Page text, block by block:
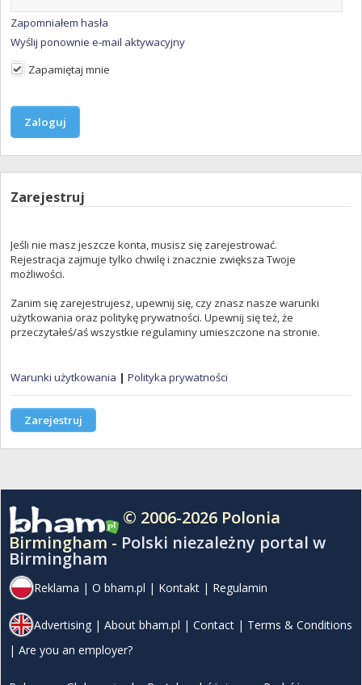
Zapomniałem hasła
Wyślij ponownie e-mail aktywacyjny
Zapamiętaj mnie
Zarejestruj
Jeśli nie masz jeszcze konta, musisz się zarejestrować.
Rejestracja zajmuje tylko chwilę i znacznie zwiększa Twoje
możliwości.
Zanim się zarejestrujesz, upewnij się, czy znasz nasze warunki
użytkowania oraz politykę prywatności. Upewnij się też, że
przeczytałeś/aś wszystkie regulaminy umieszczone na stronie.
Warunki użytkowania | Polityka prywatności
Zarejestruj
© 2006-2026 Polonia
Birmingham - Polski niezależny portal w
Birmingham
Reklama | O bham.pl | Kontakt | Regulamin
Advertising | About bham.pl | Contact | Terms & Conditions
| Are you an employer?